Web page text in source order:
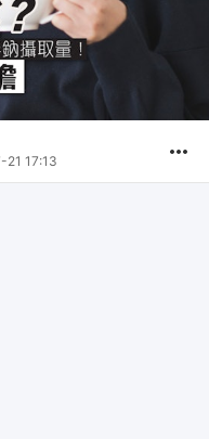
17:13